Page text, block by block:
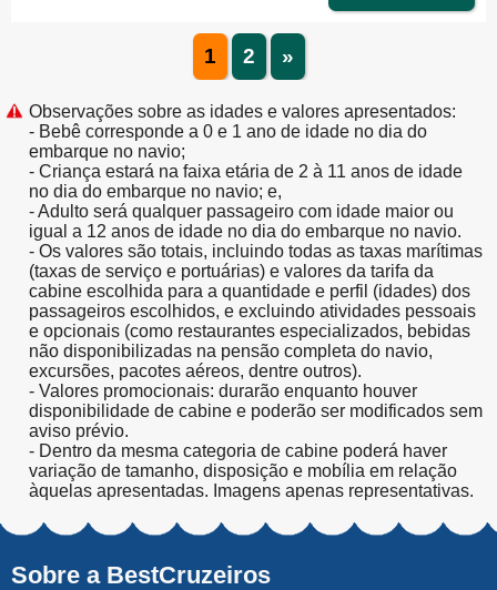
1 2 »
Observações sobre as idades e valores apresentados:
- Bebê corresponde a 0 e 1 ano de idade no dia do
embarque no navio;
- Criança estará na faixa etária de 2 à 11 anos de idade
no dia do embarque no navio; e,
- Adulto será qualquer passageiro com idade maior ou
igual a 12 anos de idade no dia do embarque no navio.
- Os valores são totais, incluindo todas as taxas marítimas
(taxas de serviço e portuárias) e valores da tarifa da
cabine escolhida para a quantidade e perfil (idades) dos
passageiros escolhidos, e excluindo atividades pessoais
e opcionais (como restaurantes especializados, bebidas
não disponibilizadas na pensão completa do navio,
excursões, pacotes aéreos, dentre outros).
- Valores promocionais: durarão enquanto houver
disponibilidade de cabine e poderão ser modificados sem
aviso prévio.
- Dentro da mesma categoria de cabine poderá haver
variação de tamanho, disposição e mobília em relação
àquelas apresentadas. Imagens apenas representativas.
Sobre a BestCruzeiros